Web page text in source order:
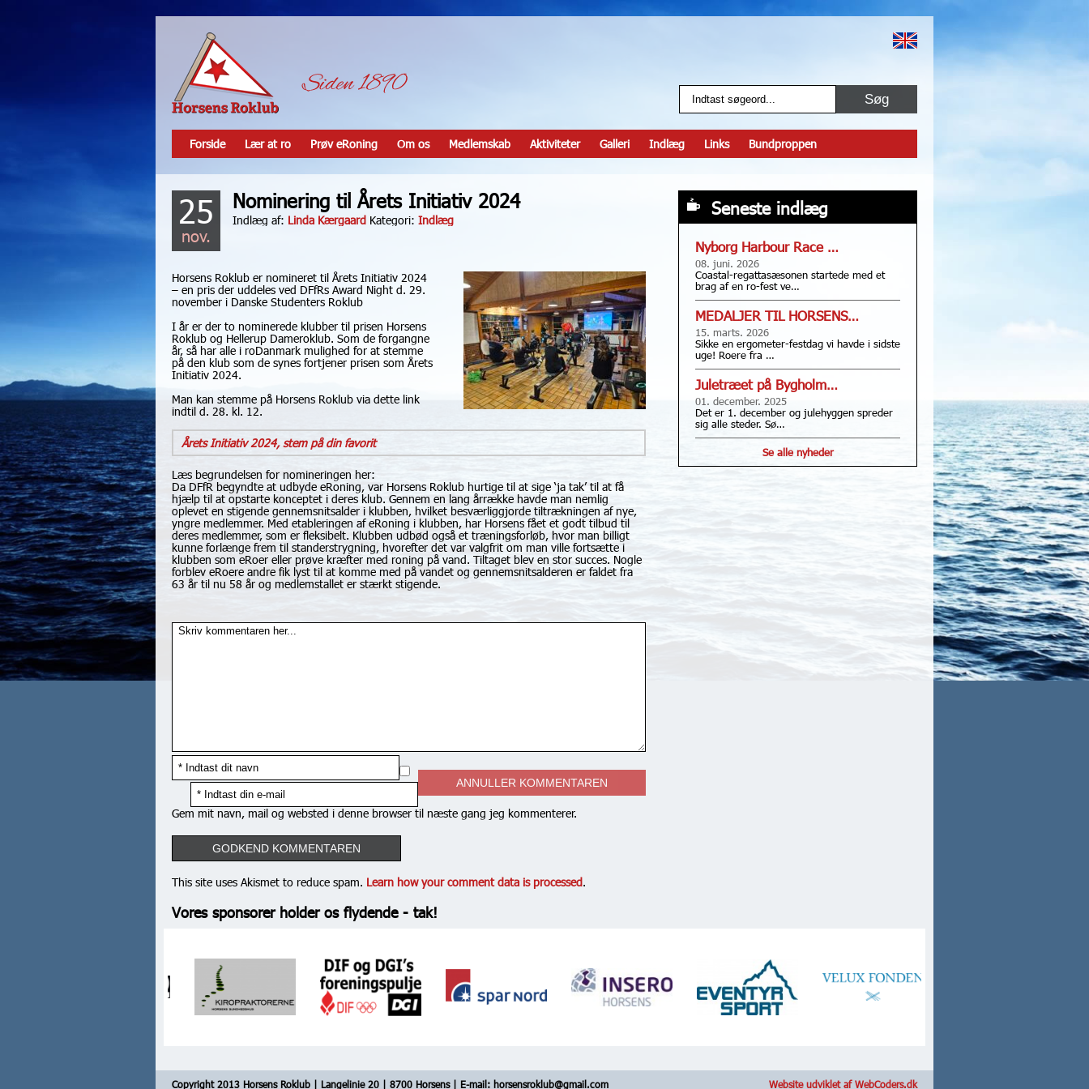
Forside Lær at ro Prøv eRoning Om os Medlemskab Aktiviteter Galleri Indlæg Links Bundproppen
25
nov.
Nominering til Årets Initiativ 2024
Indlæg af: Linda Kærgaard Kategori: Indlæg
Horsens Roklub er nomineret til Årets Initiativ 2024
– en pris der uddeles ved DFfRs Award Night d. 29.
november i Danske Studenters Roklub
I år er der to nominerede klubber til prisen Horsens
Roklub og Hellerup Dameroklub. Som de forgangne
år, så har alle i roDanmark mulighed for at stemme
på den klub som de synes fortjener prisen som Årets
Initiativ 2024.
Man kan stemme på Horsens Roklub via dette link
indtil d. 28. kl. 12.
Årets Initiativ 2024, stem på din favorit
Læs begrundelsen for nomineringen her:
Da DFfR begyndte at udbyde eRoning, var Horsens Roklub hurtige til at sige ‘ja tak’ til at få
hjælp til at opstarte konceptet i deres klub. Gennem en lang årrække havde man nemlig
oplevet en stigende gennemsnitsalder i klubben, hvilket besværliggjorde tiltrækningen af nye,
yngre medlemmer. Med etableringen af eRoning i klubben, har Horsens fået et godt tilbud til
deres medlemmer, som er fleksibelt. Klubben udbød også et træningsforløb, hvor man billigt
kunne forlænge frem til standerstrygning, hvorefter det var valgfrit om man ville fortsætte i
klubben som eRoer eller prøve kræfter med roning på vand. Tiltaget blev en stor succes. Nogle
forblev eRoere andre fik lyst til at komme med på vandet og gennemsnitsalderen er faldet fra
63 år til nu 58 år og medlemstallet er stærkt stigende.
ANNULLER KOMMENTAREN
Gem mit navn, mail og websted i denne browser til næste gang jeg kommenterer.
This site uses Akismet to reduce spam. Learn how your comment data is processed.
Seneste indlæg
Nyborg Harbour Race …
08. juni. 2026
Coastal-regattasæsonen startede med et
brag af en ro-fest ve…
MEDALJER TIL HORSENS…
15. marts. 2026
Sikke en ergometer-festdag vi havde i sidste
uge! Roere fra …
Juletræet på Bygholm…
01. december. 2025
Det er 1. december og julehyggen spreder
sig alle steder. Sø…
Se alle nyheder
Vores sponsorer holder os flydende - tak!
Copyright 2013 Horsens Roklub | Langelinie 20 | 8700 Horsens | E-mail: horsensroklub@gmail.com Website udviklet af WebCoders.dk